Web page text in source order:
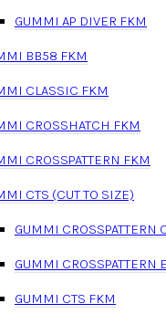
GUMMI AP DIVER FKM
BB58 FKM
CLASSIC FKM
CROSSHATCH FKM
CROSSPATTERN FKM
CTS (CUT TO SIZE)
GUMMI CROSSPATTERN
GUMMI CROSSPATTERN
GUMMI CTS FKM